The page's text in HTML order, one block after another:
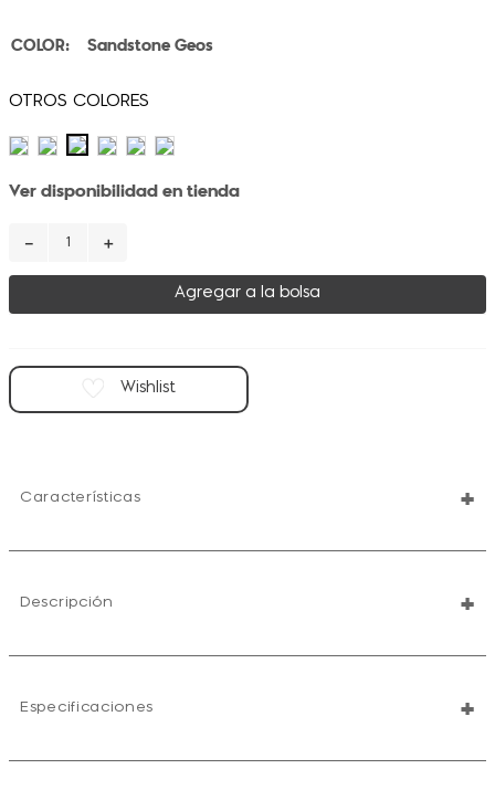
Sandstone Geos
Ver disponibilidad en tienda
＋
－
Agregar a la bolsa
Características +
Descripción +
Especificaciones +